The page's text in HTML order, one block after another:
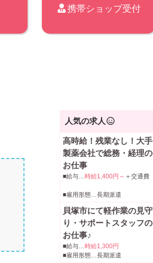
携帯ショップ受付
人気の求人
高時給！残業なし！大手
製薬会社で総務・経理の
お仕事
■給与…時給1,400円～ ＋交通費
■雇用形態…長期派遣
貝塚市にて軽作業の見守
り・サポートスタッフの
お仕事♪
■給与…時給1,300円
■雇用形態…長期派遣